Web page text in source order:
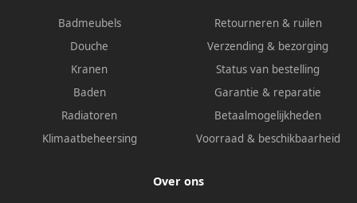
Badmeubels
Douche
Kranen
Baden
Radiatoren
Klimaatbeheersing
Retourneren & ruilen
Verzending & bezorging
Status van bestelling
Garantie & reparatie
Betaalmogelijkheden
Voorraad & beschikbaarheid
Over ons